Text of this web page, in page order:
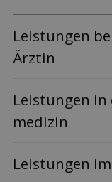
Leis­tungen
Ärztin
Leis­tungen
medizin
Leis­tungen